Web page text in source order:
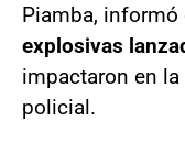
Piamba, informó
explosivas
impactaron en
policial.